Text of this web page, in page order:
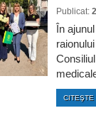
Publicat:
În
CITEŞTE